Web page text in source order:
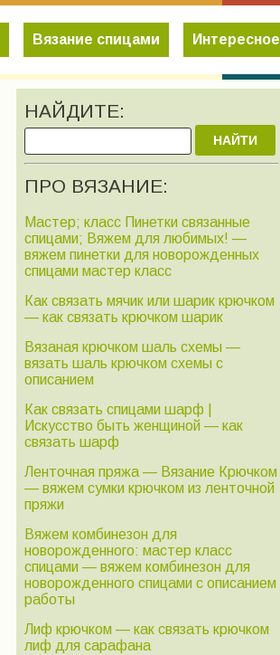
Вязание спицами Интересное
НАЙДИТЕ:
НАЙТИ
ПРО ВЯЗАНИЕ:
Мастер; класс Пинетки связанные
спицами; Вяжем для любимых! —
вяжем пинетки для новорожденных
спицами мастер класс
Как связать мячик или шарик крючком
— как связать крючком шарик
Вязаная крючком шаль схемы —
вязать шаль крючком схемы с
описанием
Как связать спицами шарф |
Искусство быть женщиной — как
связать шарф
Ленточная пряжа — Вязание Крючком
— вяжем сумки крючком из ленточной
пряжи
Вяжем комбинезон для
новорожденного: мастер класс
спицами — вяжем комбинезон для
новорожденного спицами с описанием
работы
Лиф крючком — как связать крючком
лиф для сарафана